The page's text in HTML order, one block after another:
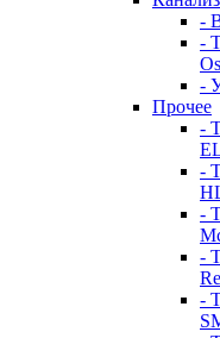
-
-
-
Прочее
-
-
-
-
-